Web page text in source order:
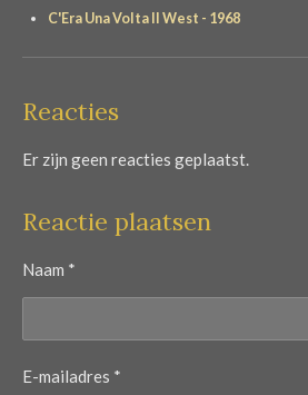
C'Era Una Volta Il West - 1968
Reacties
Er zijn geen reacties geplaatst.
Reactie plaatsen
Naam *
E-mailadres *